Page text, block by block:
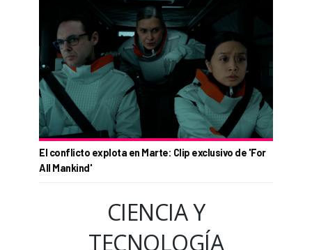
El conflicto explota en Marte: Clip exclusivo de 'For
All Mankind'
CIENCIA Y
TECNOLOGÍA